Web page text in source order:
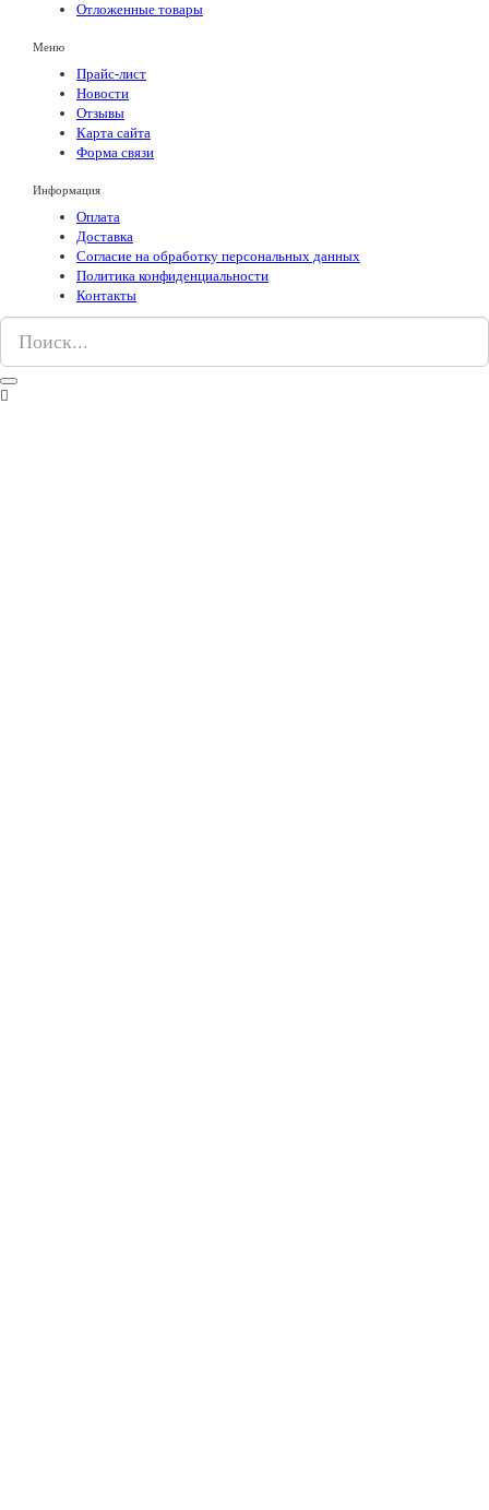
Отложенные товары
Меню
Прайс-лист
Новости
Отзывы
Карта сайта
Форма связи
Информация
Оплата
Доставка
Согласие на обработку персональных данных
Политика конфиденциальности
Контакты